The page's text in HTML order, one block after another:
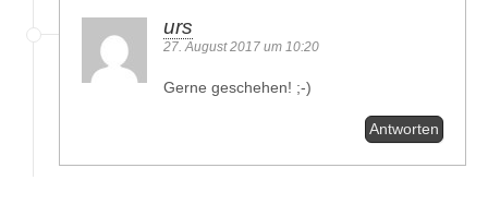
urs
27. August 2017 um 10:20
Gerne geschehen! ;-)
Antworten